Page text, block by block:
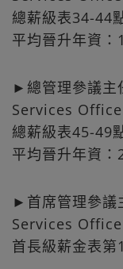
總薪級表34-44
平均晉升年資：
►總管理參議
Services
總薪級表45-49
平均晉升年資：
►首席管理參
Services
首長級薪金表